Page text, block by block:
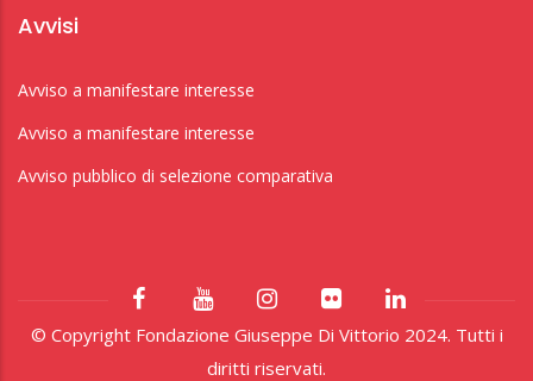
Avvisi
Avviso a manifestare interesse
Avviso a manifestare interesse
Avviso pubblico di selezione comparativa
© Copyright Fondazione Giuseppe Di Vittorio 2024. Tutti i
diritti riservati.